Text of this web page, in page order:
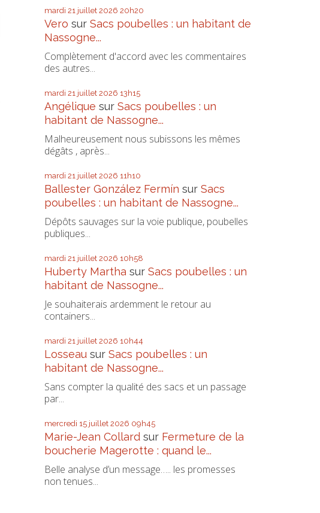
mardi 21 juillet 2026 20h20
Vero surSacs poubelles : un habitant de
Nassogne...
Complètement d'accord avec les commentaires
des autres...
mardi 21 juillet 2026 13h15
Angélique surSacs poubelles : un
habitant de Nassogne...
Malheureusement nous subissons les mêmes
dégâts , après...
mardi 21 juillet 2026 11h10
Ballester González Fermín surSacs
poubelles : un habitant de Nassogne...
Dépôts sauvages sur la voie publique, poubelles
publiques...
mardi 21 juillet 2026 10h58
Huberty Martha surSacs poubelles : un
habitant de Nassogne...
Je souhaiterais ardemment le retour au
containers...
mardi 21 juillet 2026 10h44
Losseau surSacs poubelles : un
habitant de Nassogne...
Sans compter la qualité des sacs et un passage
par...
mercredi 15 juillet 2026 09h45
Marie-Jean Collard sur Fermeture de la
boucherie Magerotte : quand le...
Belle analyse d’un message….. les promesses
non tenues...